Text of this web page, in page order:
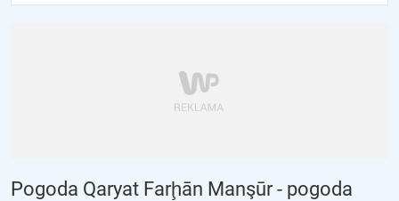
Pogoda Qaryat Farḩān Manşūr - pogoda